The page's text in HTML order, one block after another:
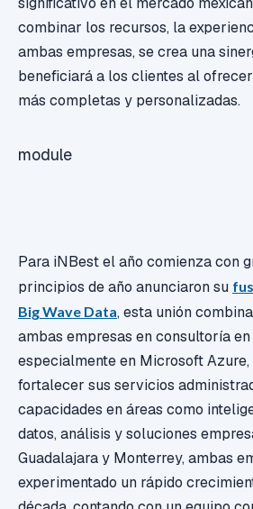
combinar los recursos, la
ambas empresas, se crea una
beneficiará a los clientes al
más completas y personalizadas.
module
Para iNBest el año comienza con
principios de año anunciaron su
Big Wave Data, esta unión
ambas empresas en consultoría en
especialmente en Microsoft
fortalecer sus servicios
capacidades en áreas como
datos, análisis y soluciones
Guadalajara y Monterrey, ambas
experimentado un rápido